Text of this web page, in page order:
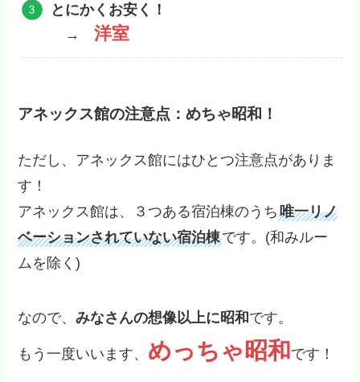
とにかくお安く！
→ 洋室
アネックス館の注意点：めちゃ昭和！
ただし、アネックス館にはひとつ注意点がありま
す！
アネックス館は、３つある宿泊棟のうち唯一リノ
ベーションされていない宿泊棟です。(和みルー
ムを除く)
なので、みなさんの想像以上に昭和です。
もう一度いいます、 めっちゃ昭和です！